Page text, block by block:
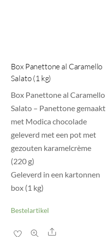
Box Panettone al Caramello
Salato (1 kg)
Box Panettone al Caramello
Salato – Panettone gemaakt
met Modica chocolade
geleverd met een pot met
gezouten karamelcrème
(220 g)
Geleverd in een kartonnen
box (1 kg)
Bestelartikel
Share